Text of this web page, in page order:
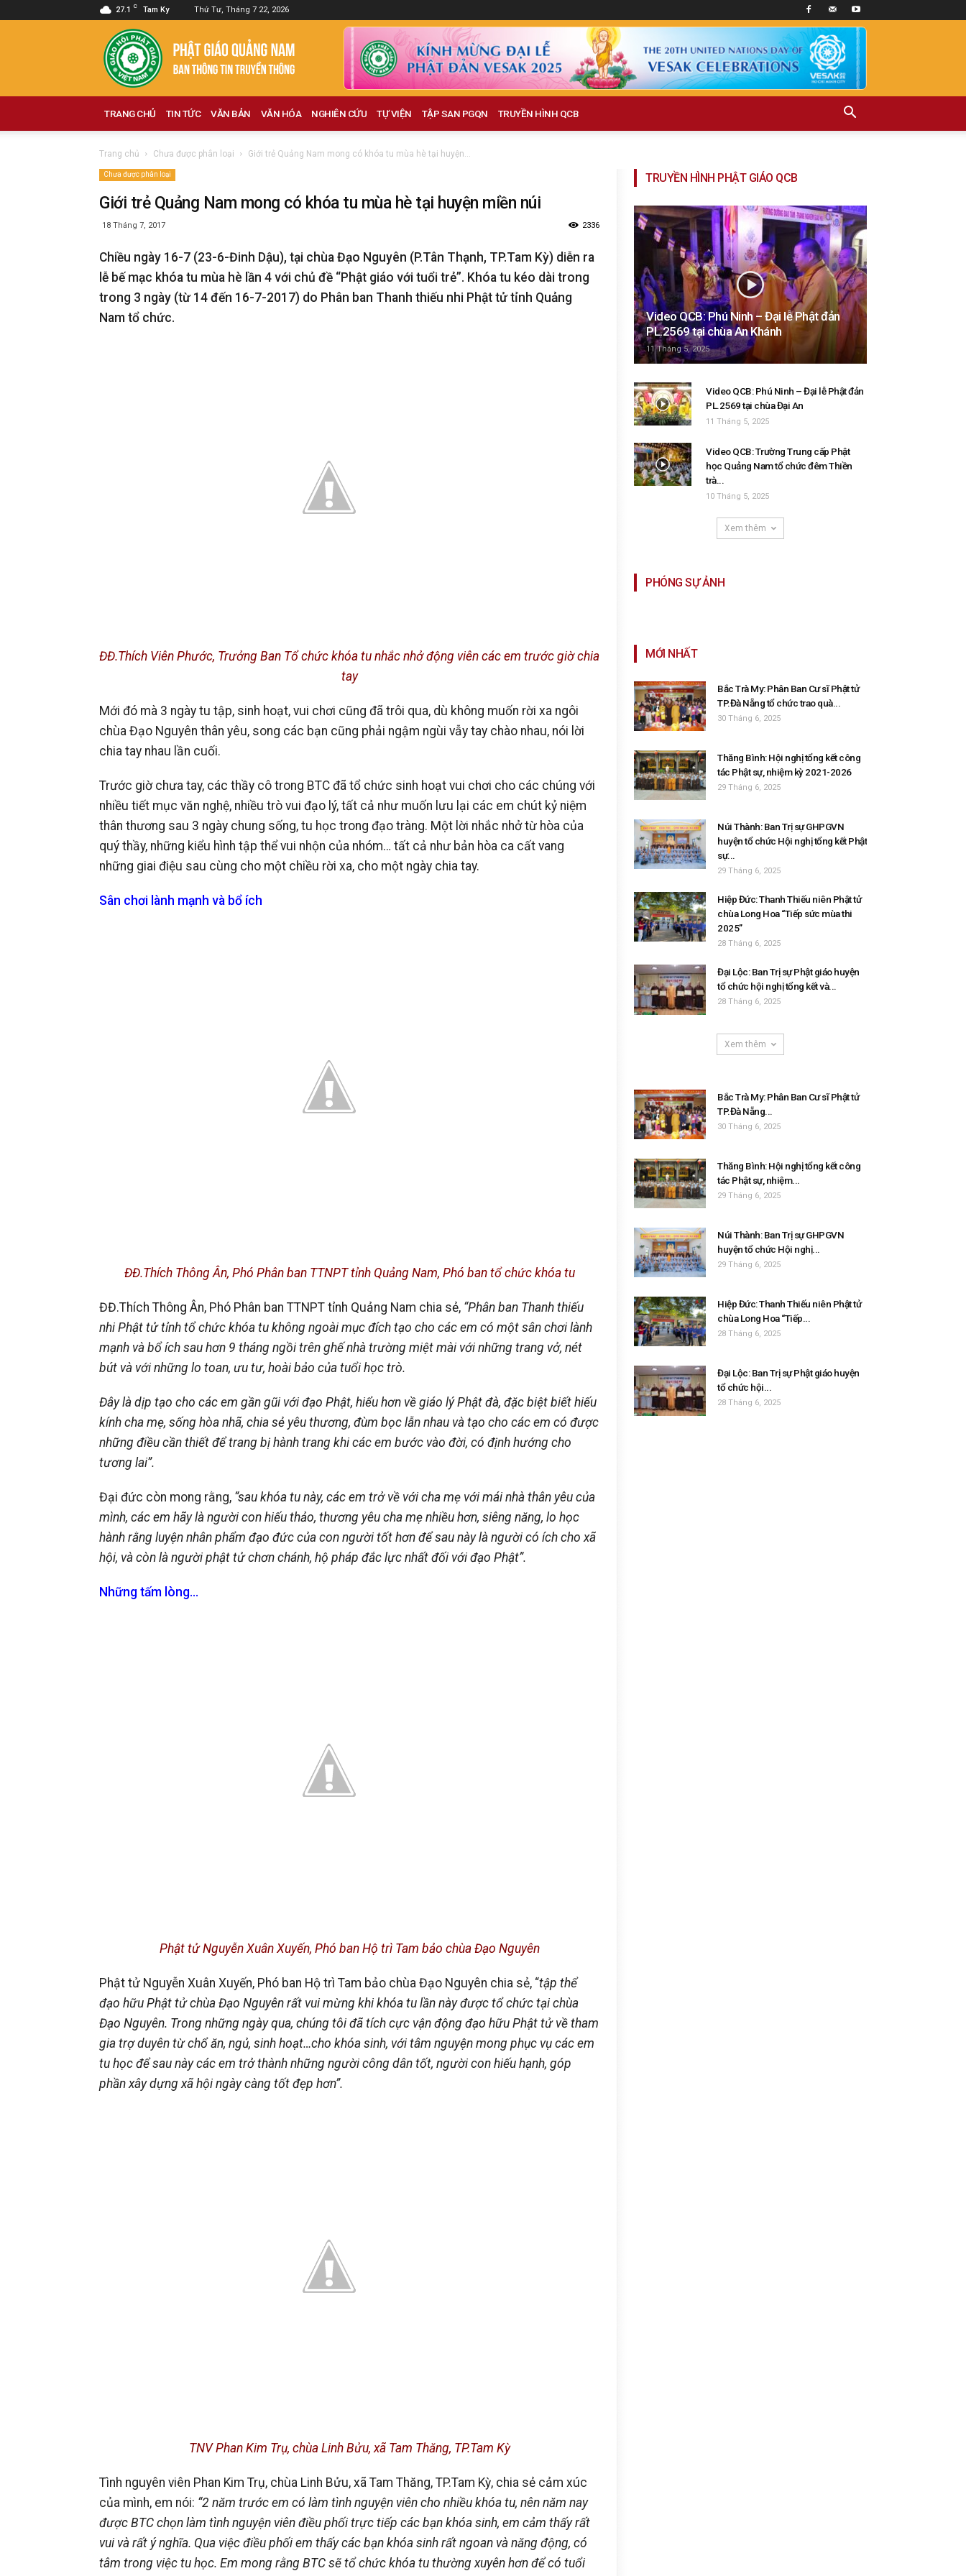
27.1 C Tam Ky Thứ Tư, Tháng 7 22, 2026
Phật
giáo
Quảng
Nam
TRANG CHỦ TIN TỨC VĂN BẢN VĂN HÓA NGHIÊN CỨU TỰ VIỆN TẬP SAN PGQN TRUYỀN HÌNH QCB
Trang chủ Chưa được phân loại Giới trẻ Quảng Nam mong có khóa tu mùa hè tại huyện...
Chưa được phân loại
Giới trẻ Quảng Nam mong có khóa tu mùa hè tại huyện miền núi
18 Tháng 7, 2017 2336
Chiều ngày 16-7 (23-6-Đinh Dậu), tại chùa Đạo Nguyên (P.Tân Thạnh, TP.Tam Kỳ) diễn ra
lễ bế mạc khóa tu mùa hè lần 4 với chủ đề “Phật giáo với tuổi trẻ”. Khóa tu kéo dài trong
trong 3 ngày (từ 14 đến 16-7-2017) do Phân ban Thanh thiếu nhi Phật tử tỉnh Quảng
Nam tổ chức.
ĐĐ.Thích Viên Phước, Trưởng Ban Tổ chức khóa tu nhắc nhở động viên các em trước giờ chia
tay
Mới đó mà 3 ngày tu tập, sinh hoạt, vui chơi cũng đã trôi qua, dù không muốn rời xa ngôi
chùa Đạo Nguyên thân yêu, song các bạn cũng phải ngậm ngùi vẫy tay chào nhau, nói lời
chia tay nhau lần cuối.
Trước giờ chưa tay, các thầy cô trong BTC đã tổ chức sinh hoạt vui chơi cho các chúng với
nhiều tiết mục văn nghệ, nhiều trò vui đạo lý, tất cả như muốn lưu lại các em chút kỷ niệm
thân thương sau 3 ngày chung sống, tu học trong đạo tràng. Một lời nhắc nhở từ hòa của
quý thầy, những kiểu hình tập thể vui nhộn của nhóm… tất cả như bản hòa ca cất vang
những giai điệu sau cùng cho một chiều rời xa, cho một ngày chia tay.
Sân chơi lành mạnh và bổ ích
ĐĐ.Thích Thông Ân, Phó Phân ban TTNPT tỉnh Quảng Nam, Phó ban tổ chức khóa tu
ĐĐ.Thích Thông Ân, Phó Phân ban TTNPT tỉnh Quảng Nam chia sẻ, “Phân ban Thanh thiếu
nhi Phật tử tỉnh tổ chức khóa tu không ngoài mục đích tạo cho các em có một sân chơi lành
mạnh và bổ ích sau hơn 9 tháng ngồi trên ghế nhà trường miệt mài với những trang vở, nét
bút và với những lo toan, ưu tư, hoài bảo của tuổi học trò.
Đây là dịp tạo cho các em gần gũi với đạo Phật, hiểu hơn về giáo lý Phật đà, đặc biệt biết hiếu
kính cha mẹ, sống hòa nhã, chia sẻ yêu thương, đùm bọc lẫn nhau và tạo cho các em có được
những điều cần thiết để trang bị hành trang khi các em bước vào đời, có định hướng cho
tương lai”.
Đại đức còn mong rằng, “sau khóa tu này, các em trở về với cha mẹ với mái nhà thân yêu của
mình, các em hãy là người con hiếu thảo, thương yêu cha mẹ nhiều hơn, siêng năng, lo học
hành rằng luyện nhân phẩm đạo đức của con người tốt hơn để sau này là người có ích cho xã
hội, và còn là người phật tử chơn chánh, hộ pháp đắc lực nhất đối với đạo Phật”.
Những tấm lòng…
Phật tử Nguyễn Xuân Xuyến, Phó ban Hộ trì Tam bảo chùa Đạo Nguyên
Phật tử Nguyễn Xuân Xuyến, Phó ban Hộ trì Tam bảo chùa Đạo Nguyên chia sẻ, “tập thể
đạo hữu Phật tửchùa Đạo Nguyên rất vui mừng khi khóa tu lần này được tổ chức tại chùa
Đạo Nguyên. Trong những ngày qua, chúng tôi đã tích cực vận động đạo hữu Phật tử về tham
gia trợ duyên từchổ ăn, ngủ, sinh hoạt…cho khóa sinh, với tâm nguyện mong phục vụ các em
tu học để sau này các em trở thành những người công dân tốt, người con hiếu hạnh, góp
phần xây dựng xã hội ngày càng tốt đẹp hơn”.
TNV Phan Kim Trụ, chùa Linh Bửu, xã Tam Thăng, TP.Tam Kỳ
Tình nguyên viên Phan Kim Trụ, chùa Linh Bửu, xã Tam Thăng, TP.Tam Kỳ, chia sẻ cảm xúc
của mình, em nói: “2 năm trước em có làm tình nguyện viên cho nhiều khóa tu, nên năm nay
được BTC chọn làm tình nguyện viên điều phối trực tiếp các bạn khóa sinh, em cảm thấy rất
vui và rất ý nghĩa. Qua việc điều phối em thấy các bạn khóa sinh rất ngoan và năng động, có
tâm trong việc tu học. Em mong rằng BTC sẽ tổ chức khóa tu thường xuyên hơn để có tuổi
TRUYỀN HÌNH PHẬT GIÁO QCB
Video QCB: Phú Ninh – Đại lễ Phật đản
PL.2569 tại chùa An Khánh
11 Tháng 5, 2025
Video QCB: Phú Ninh – Đại lễ Phật đản
PL.2569 tại chùa Đại An
11 Tháng 5, 2025
Video QCB: Trường Trung cấp Phật
học Quảng Nam tổ chức đêm Thiền
trà...
10 Tháng 5, 2025
Xem thêm
PHÓNG SỰ ẢNH
MỚI NHẤT
Bắc Trà My: Phân Ban Cư sĩ Phật tử
TP.Đà Nẵng tổ chức trao quà...
30 Tháng 6, 2025
Thăng Bình: Hội nghị tổng kết công
tác Phật sự, nhiệm kỳ 2021-2026
29 Tháng 6, 2025
Núi Thành: Ban Trị sự GHPGVN
huyện tổ chức Hội nghị tổng kết Phật
sự...
29 Tháng 6, 2025
Hiệp Đức: Thanh Thiếu niên Phật tử
chùa Long Hoa “Tiếp sức mùa thi
2025”
28 Tháng 6, 2025
Đại Lộc: Ban Trị sự Phật giáo huyện
tổ chức hội nghị tổng kết và...
28 Tháng 6, 2025
Xem thêm
Bắc Trà My: Phân Ban Cư sĩ Phật tử
TP.Đà Nẵng...
30 Tháng 6, 2025
Thăng Bình: Hội nghị tổng kết công
tác Phật sự, nhiệm...
29 Tháng 6, 2025
Núi Thành: Ban Trị sự GHPGVN
huyện tổ chức Hội nghị...
29 Tháng 6, 2025
Hiệp Đức: Thanh Thiếu niên Phật tử
chùa Long Hoa “Tiếp...
28 Tháng 6, 2025
Đại Lộc: Ban Trị sự Phật giáo huyện
tổ chức hội...
28 Tháng 6, 2025